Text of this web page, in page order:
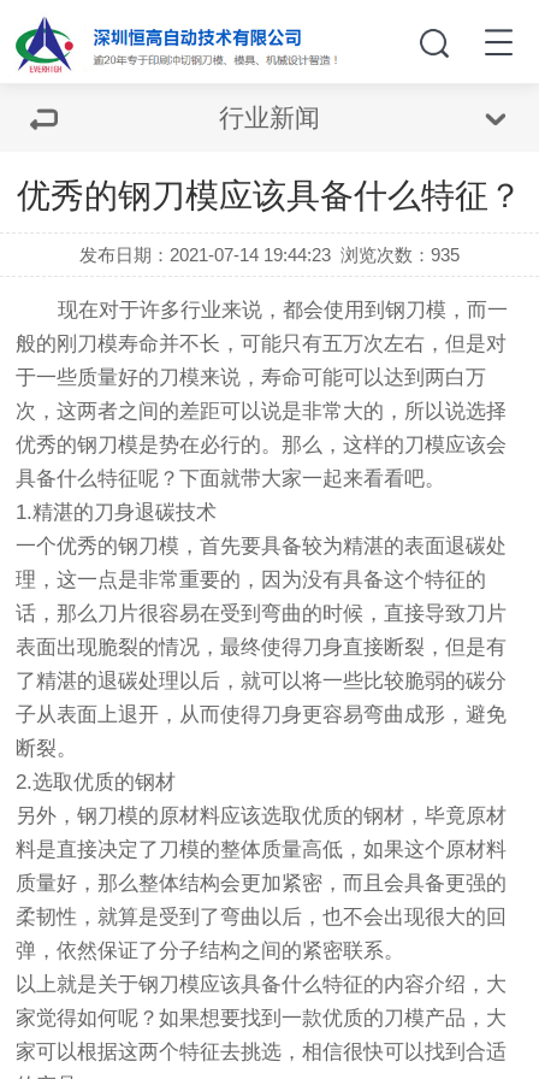
行业新闻
优秀的钢刀模应该具备什么特征？
发布日期：2021-07-14 19:44:23 浏览次数：935
现在对于许多行业来说，都会使用到钢刀模 ，而一
般的刚刀模寿命并不长，可能只有五万次左右，但是对
于一些质量好的刀模来说，寿命可能可以达到两白万
次，这两者之间的差距可以说是非常大的，所以说选择
优秀的钢刀模是势在必行的。那么，这样的刀模应该会
具备什么特征呢？下面就带大家一起来看看吧。
1.精湛的刀身退碳技术
一个优秀的钢刀模，首先要具备较为精湛的表面退碳处
理，这一点是非常重要的，因为没有具备这个特征的
话，那么刀片很容易在受到弯曲的时候，直接导致刀片
表面出现脆裂的情况，最终使得刀身直接断裂，但是有
了精湛的退碳处理以后，就可以将一些比较脆弱的碳分
子从表面上退开，从而使得刀身更容易弯曲成形，避免
断裂。
2.选取优质的钢材
另外，钢刀模的原材料应该选取优质的钢材，毕竟原材
料是直接决定了刀模的整体质量高低，如果这个原材料
质量好，那么整体结构会更加紧密，而且会具备更强的
柔韧性，就算是受到了弯曲以后，也不会出现很大的回
弹，依然保证了分子结构之间的紧密联系。
以上就是关于钢刀模应该具备什么特征的内容介绍，大
家觉得如何呢？如果想要找到一款优质的刀模产品，大
家可以根据这两个特征去挑选，相信很快可以找到合适